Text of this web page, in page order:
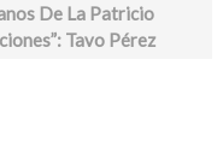
De La Patricio
Tavo Pérez